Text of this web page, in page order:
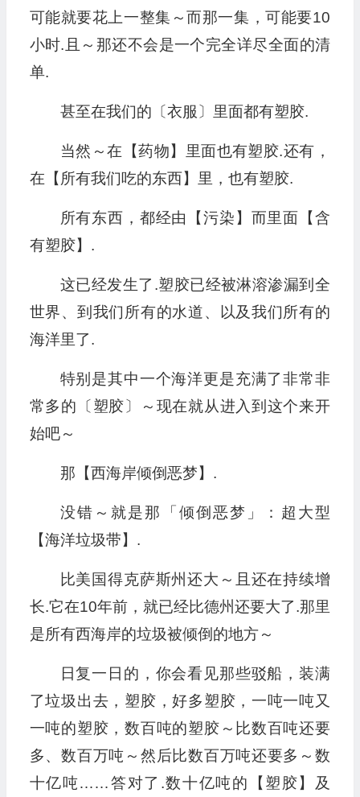
可能就要花上一整集～而那一集，可能要10
小时.且～那还不会是一个完全详尽全面的清
单.
甚至在我们的〔衣服〕里面都有塑胶.
当然～在【药物】里面也有塑胶.还有，
在【所有我们吃的东西】里，也有塑胶.
所有东西，都经由【污染】而里面【含
有塑胶】.
这已经发生了.塑胶已经被淋溶渗漏到全
世界、到我们所有的水道、以及我们所有的
海洋里了.
特别是其中一个海洋更是充满了非常非
常多的〔塑胶〕～现在就从进入到这个来开
始吧～
那【西海岸倾倒恶梦】.
没错～就是那「倾倒恶梦」：超大型
【海洋垃圾带】.
比美国得克萨斯州还大～且还在持续增
长.它在10年前，就已经比德州还要大了.那里
是所有西海岸的垃圾被倾倒的地方～
日复一日的，你会看见那些驳船，装满
了垃圾出去，塑胶，好多塑胶，一吨一吨又
一吨的塑胶，数百吨的塑胶～比数百吨还要
多、数百万吨～然后比数百万吨还要多～数
十亿吨……答对了.数十亿吨的【塑胶】及